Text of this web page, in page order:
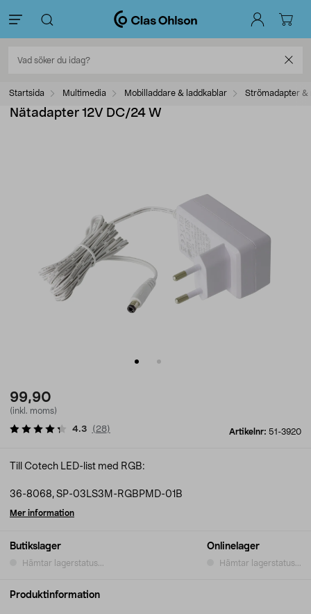
Startsida Multimedia Mobilladdare & laddkablar Strömadapter &
Nätadapter 12V DC/24 W
99,90
(inkl. moms)
Artikelnr: 51-3920
4.3 ( 28)
Butikslager
Hämtar lagerstatus...
Onlinelager
Hämtar lagerstatus...
Till Cotech LED-list med RGB:
36-8068, SP-03LS3M-RGBPMD-01B
Mer information
Produktinformation